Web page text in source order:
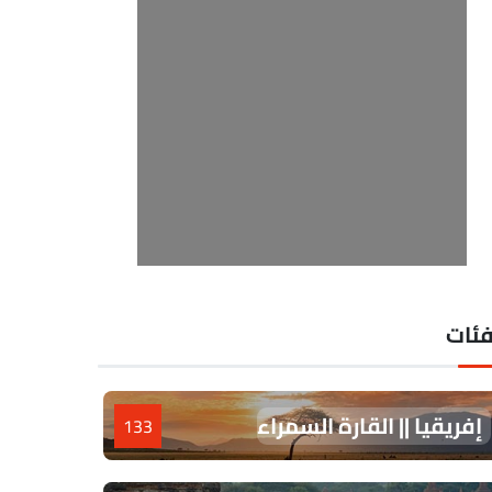
إفريقيا || القارة السمراء 133